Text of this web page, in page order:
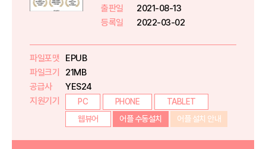
출판일
2021-08-13
등록일
2022-03-02
파일포맷
EPUB
파일크기
21MB
공급사
YES24
지원기기
PC PHONE
TABLET
웹뷰어
어플 수동설치 어플 설치 안내